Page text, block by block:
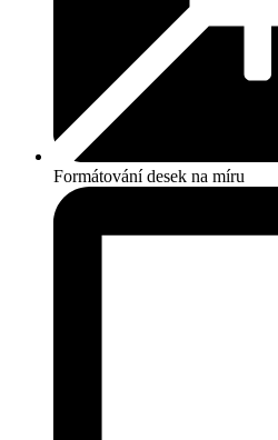
Formátování desek na míru